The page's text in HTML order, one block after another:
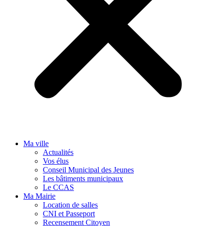
Ma ville
Actualités
Vos élus
Conseil Municipal des Jeunes
Les bâtiments municipaux
Le CCAS
Ma Mairie
Location de salles
CNI et Passeport
Recensement Citoyen